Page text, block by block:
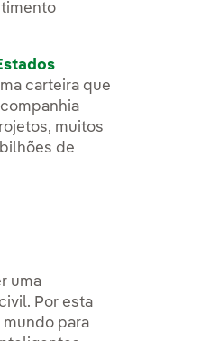
carteira que
muitos
de
uma
Por esta
mundo para